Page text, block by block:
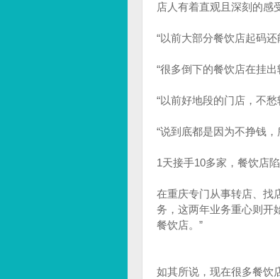
店人有着直观且深刻的感
“以前大部分餐饮店起码
“很多倒下的餐饮店在挂
“以前好地段的门店，不
“说到底都是因为不挣钱
1天接手10多家，餐饮店
在重庆专门从事转店、找
务，这两年业务重心则开
餐饮店。”
如其所说，现在很多餐饮